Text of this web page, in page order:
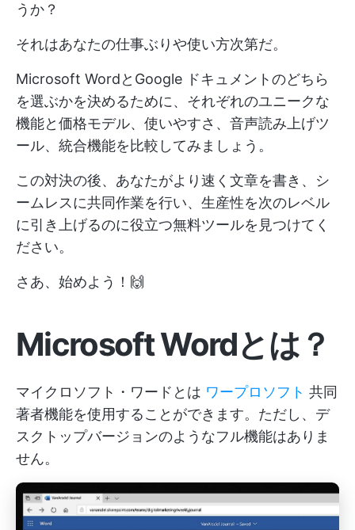
うか？
それはあなたの仕事ぶりや使い方次第だ。
Microsoft WordとGoogle ドキュメントのどちら
を選ぶかを決めるために、それぞれのユニークな
機能と価格モデル、使いやすさ、音声読み上げツ
ール、統合機能を比較してみましょう。
この対決の後、あなたがより速く文章を書き、シ
ームレスに共同作業を行い、生産性を次のレベル
に引き上げるのに役立つ無料ツールを見つけてく
ださい。
さあ、始めよう！🙌
Microsoft Wordとは？
マイクロソフト・ワードとは ワープロソフト 共同
著者機能を使用することができます。ただし、デ
スクトップバージョンのようなフル機能はありま
せん。